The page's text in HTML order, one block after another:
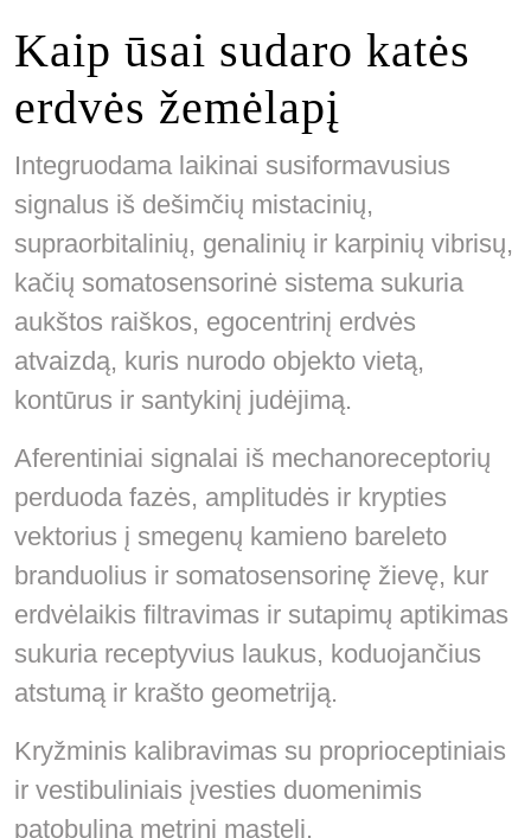
Kaip ūsai sudaro katės
erdvės žemėlapį
Integruodama laikinai susiformavusius
signalus iš dešimčių mistacinių,
supraorbitalinių, genalinių ir karpinių vibrisų,
kačių somatosensorinė sistema sukuria
aukštos raiškos, egocentrinį erdvės
atvaizdą, kuris nurodo objekto vietą,
kontūrus ir santykinį judėjimą.
Aferentiniai signalai iš mechanoreceptorių
perduoda fazės, amplitudės ir krypties
vektorius į smegenų kamieno bareleto
branduolius ir somatosensorinę žievę, kur
erdvėlaikis filtravimas ir sutapimų aptikimas
sukuria receptyvius laukus, koduojančius
atstumą ir krašto geometriją.
Kryžminis kalibravimas su proprioceptiniais
ir vestibuliniais įvesties duomenimis
patobulina metrinį mastelį.